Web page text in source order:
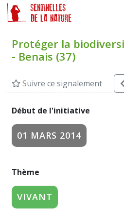
Protéger la
- Benais (37)
Suivre ce signalement
Début de l'initiative
01 MARS 2014
Thème
VIVANT
Panneau de gestion des cookies